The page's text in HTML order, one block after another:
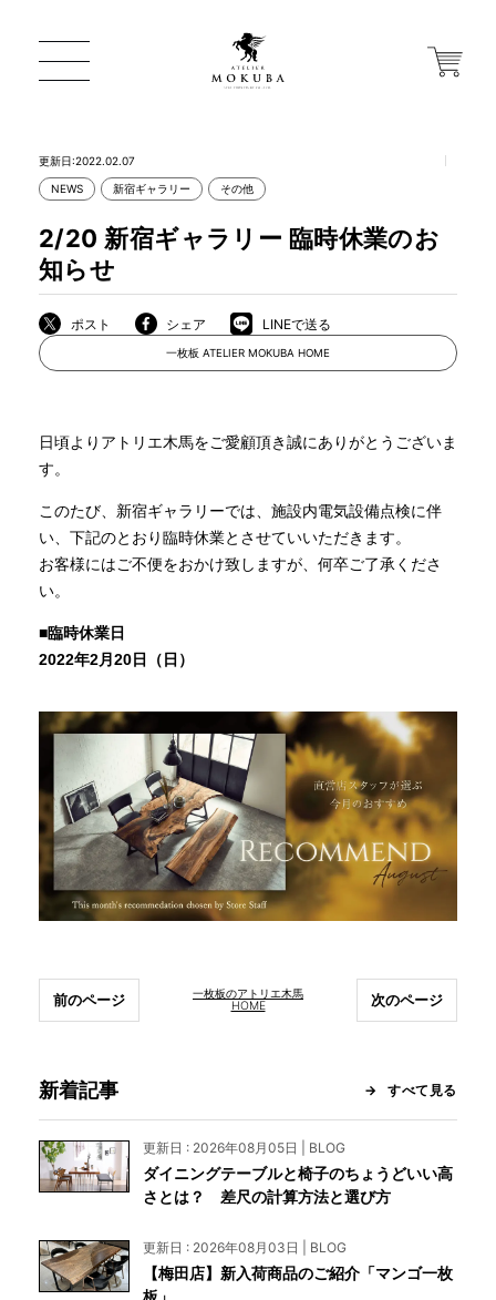
一枚板 ATELIER MOKUBA HOME
MOKUBA について
商品情報
直営店
イベント
WEBカタログ
全商品一覧
新入荷情報
納品事例
よくあるご質問
お問い合わせ
更新日:2022.02.07
NEWS 新宿ギャラリー その他
2/20 新宿ギャラリー 臨時休業のお
知らせ
ポスト シェア LINEで送る
一枚板 ATELIER MOKUBA HOME
日頃よりアトリエ木馬をご愛顧頂き誠にありがとうございま
す。
このたび、新宿ギャラリーでは、施設内電気設備点検に伴
い、下記のとおり臨時休業とさせていいただきます。
お客様にはご不便をおかけ致しますが、何卒ご了承くださ
い。
■臨時休業日
2022年2月20日（日）
一枚板のアトリエ木馬
HOME
前のページ 次のページ
新着記事 すべて見る
更新日 : 2026年08月05日 | BLOG
ダイニングテーブルと椅子のちょうどいい高
さとは？ 差尺の計算方法と選び方
更新日 : 2026年08月03日 | BLOG
【梅田店】新入荷商品のご紹介「マンゴ一枚
板」